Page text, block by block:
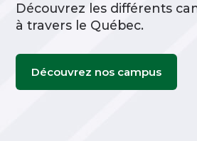
Découvrez les différents
à travers le Québec.
Découvrez nos campus